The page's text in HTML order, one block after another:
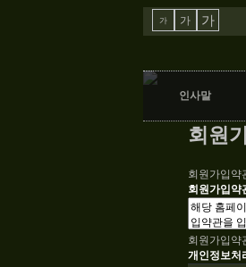
가 가 가
인사말
회원
회원가입약
회원가입약
회원가입약
개인정보처